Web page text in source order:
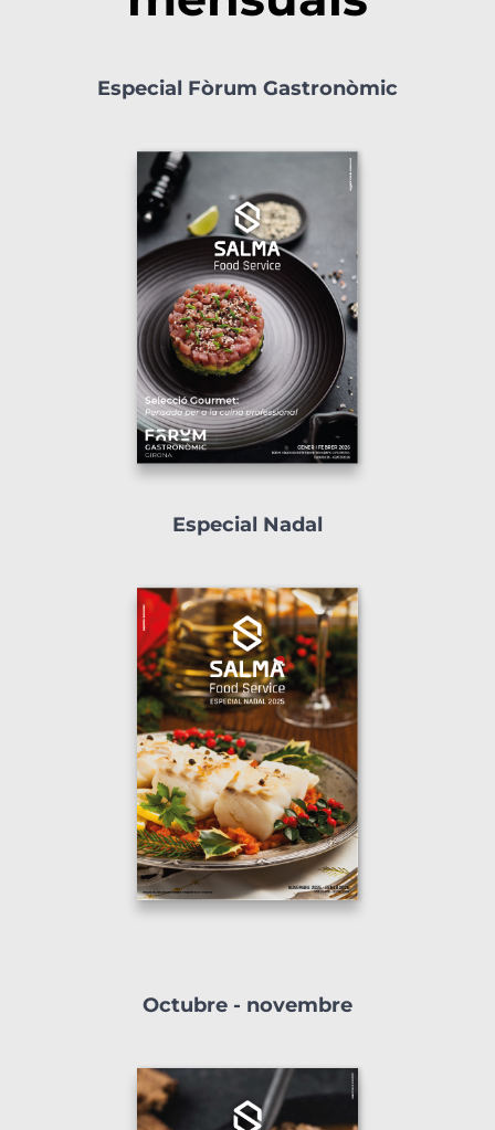
Especial Fòrum Gastronòmic
Especial Nadal
Octubre - novembre